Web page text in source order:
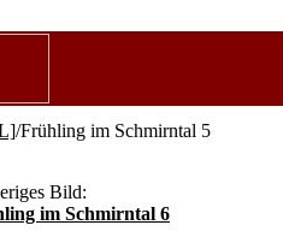
/Frühling im Schmirntal 5
Bild:
im Schmirntal 6